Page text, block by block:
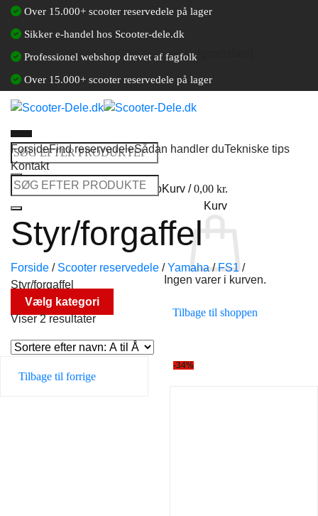
Fortsæt
indhold
Over 15.000+ scooter reservedele på lager
Sikker e-handel hos Scooter-dele.dk
Professionel webshop drevet af fagfolk
Over 15.000+ scooter reservedele på lager
Søg
efter:
Log ind / Opret en kundekontoKurv /0,00 kr.
Kurv
Ingen varer i kurven.
Tilbage til shoppen
ForsideFind reservedeleSådan handler duTekniske tips
Kontakt
Søg
efter:
Styr/forgaffel
Forside / Scooter reservedele / Yamaha / FS1 /
Styr/forgaffel
Vælg kategori
Viser 2 resultater
Tilbage til forrige
-34%